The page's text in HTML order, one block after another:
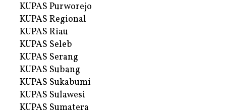
KUPAS Purworejo
KUPAS Regional
KUPAS Riau
KUPAS Seleb
KUPAS Serang
KUPAS Subang
KUPAS Sukabumi
KUPAS Sulawesi